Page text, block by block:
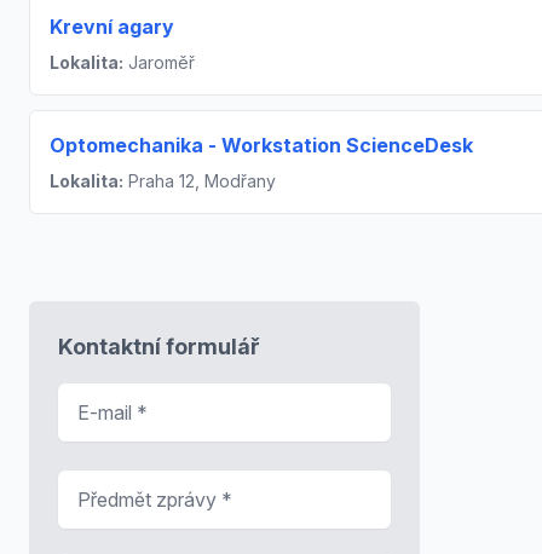
Krevní agary
Lokalita: Jaroměř
Optomechanika - Workstation ScienceDesk
Lokalita: Praha 12, Modřany
Kontaktní formulář